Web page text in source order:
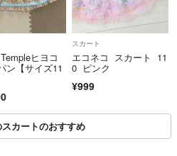
ヒヨコ
ン【サイズ11
スカート
エコネコ スカート 11
0 ピンク
¥999
カートのおすすめ